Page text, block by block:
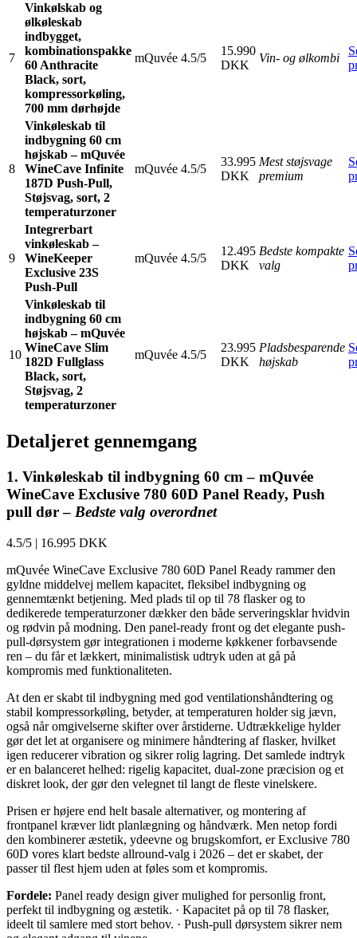
7
Vinkølskab og
ølkøleskab
indbygget,
kombinationspakke
60 Anthracite
Black, sort,
kompressorkøling,
700 mm dørhøjde
mQuvée 4.5/5
15.990
DKK
Vin- og ølkombi
8
Vinkøleskab til
indbygning 60 cm
højskab – mQuvée
WineCave Infinite
187D Push-Pull,
Støjsvag, sort, 2
temperaturzoner
mQuvée 4.5/5
33.995
DKK
Mest støjsvage
premium
9
Integrerbart
vinkøleskab –
WineKeeper
Exclusive 23S
Push-Pull
mQuvée 4.5/5
12.495
DKK
Bedste kompakte
valg
10
Vinkøleskab til
indbygning 60 cm
højskab – mQuvée
WineCave Slim
182D Fullglass
Black, sort,
Støjsvag, 2
temperaturzoner
mQuvée 4.5/5
23.995
DKK
Pladsbesparende
højskab
Detaljeret gennemgang
1. Vinkøleskab til indbygning 60 cm – mQuvée
WineCave Exclusive 780 60D Panel Ready, Push
pull dør – Bedste valg overordnet
4.5/5 | 16.995 DKK
mQuvée WineCave Exclusive 780 60D Panel Ready rammer den
gyldne middelvej mellem kapacitet, fleksibel indbygning og
gennemtænkt betjening. Med plads til op til 78 flasker og to
dedikerede temperaturzoner dækker den både serveringsklar hvidvin
og rødvin på modning. Den panel-ready front og det elegante push-
pull-dørsystem gør integrationen i moderne køkkener forbavsende
ren – du får et lækkert, minimalistisk udtryk uden at gå på
kompromis med funktionaliteten.
At den er skabt til indbygning med god ventilationshåndtering og
stabil kompressorkøling, betyder, at temperaturen holder sig jævn,
også når omgivelserne skifter over årstiderne. Udtrækkelige hylder
gør det let at organisere og minimere håndtering af flasker, hvilket
igen reducerer vibration og sikrer rolig lagring. Det samlede indtryk
er en balanceret helhed: rigelig kapacitet, dual-zone præcision og et
diskret look, der gør den velegnet til langt de fleste vinelskere.
Prisen er højere end helt basale alternativer, og montering af
frontpanel kræver lidt planlægning og håndværk. Men netop fordi
den kombinerer æstetik, ydeevne og brugskomfort, er Exclusive 780
60D vores klart bedste allround-valg i 2026 – det er skabet, der
passer til flest hjem uden at føles som et kompromis.
Fordele: Panel ready design giver mulighed for personlig front,
perfekt til indbygning og æstetik. · Kapacitet på op til 78 flasker,
ideelt til samlere med stort behov. · Push-pull dørsystem sikrer nem